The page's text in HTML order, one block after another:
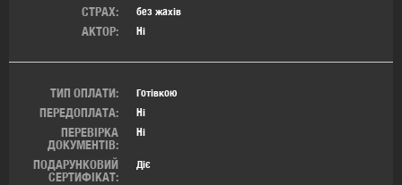
СТРАХ: без жахів
АКТОР: Ні
ТИП ОПЛАТИ: Готівкою
ПЕРЕДОПЛАТА: Ні
ПЕРЕВІРКА
ДОКУМЕНТІВ:
Ні
ПОДАРУНКОВИЙ
СЕРТИФІКАТ:
Діє